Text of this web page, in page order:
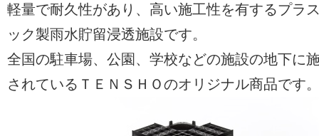
軽量で耐久性があり、高い施工性を有するプラ
ック製雨水貯留浸透施設です。
全国の駐車場、公園、学校などの施設の地下に
されているＴＥＮＳＨＯのオリジナル商品です